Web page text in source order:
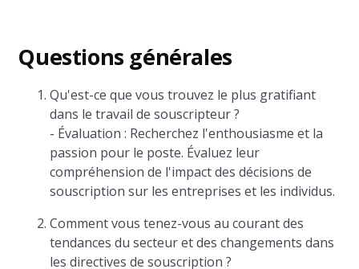
Questions générales
Qu'est-ce que vous trouvez le plus gratifiant
dans le travail de souscripteur ?
- Évaluation : Recherchez l'enthousiasme et la
passion pour le poste. Évaluez leur
compréhension de l'impact des décisions de
souscription sur les entreprises et les individus.
Comment vous tenez-vous au courant des
tendances du secteur et des changements dans
les directives de souscription ?